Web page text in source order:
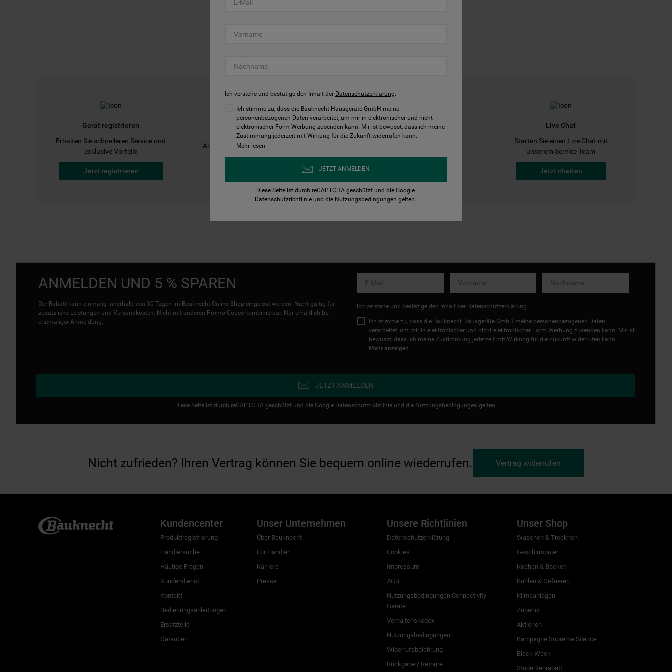
Gerät registrieren
Erhalten Sie schnelleren Service und
exklusive Vorteile
Jetzt registrieren
Bedienungsanleitungen
Anleitungen finden und herunterladen
Kontakt
Live Chat
Starten Sie einen Live Chat mit
unserem Service Team
Jetzt chatten
ANMELDEN UND 5 % SPAREN
Der Rabatt kann einmalig innerhalb von 30 Tagen im Bauknecht Online-Shop eingelöst werden. Nicht gültig für
zusätzliche Leistungen und Versandkosten. Nicht mit anderen Promo Codes kombinierbar. Nur erhältlich bei
erstmaliger Anmeldung.
Ich verstehe und bestätige den Inhalt der Datenschutzerklärung
Ich stimme zu, dass die Bauknecht Hausgeräte GmbH meine personenbezogenen Daten
verarbeitet, um mir in elektronischer und nicht elektronischer Form Werbung zusenden kann. Mir ist
bewusst, dass ich meine Zustimmung jederzeit mit Wirkung für die Zukunft widerrufen kann.
Mehr anzeigen
JETZT ANMELDEN
Diese Seite ist durch reCAPTCHA geschützt und die Google Datenschutzrichtlinieund die Nutzungsbedingungen gelten.
Nicht zufrieden? Ihren Vertrag können Sie bequem online wiederrufen. Vertrag widerrufen
Kundencenter
Produktregistrierung
Händlersuche
Häufige Fragen
Kundendienst
Kontakt
Bedienungsanleitungen
Ersatzteile
Garantien
Unser Unternehmen
Über Bauknecht
Für Händler
Karriere
Presse
Unsere Richtlinien
Datenschutzerklärung
Cookies
Impressum
AGB
Nutzungsbedingungen Connectivity
Geräte
Verhaltenskodex
Nutzungsbedingungen
Widerrufsbelehrung
Rückgabe / Retoure
Unser Shop
Waschen & Trocknen
Geschirrspüler
Kochen & Backen
Kühlen & Gefrieren
Klimaanlagen
Zubehör
Aktionen
Kampagne Supreme Silence
Black Week
Studentenrabatt
Ich verstehe und bestätige den Inhalt der Datenschutzerklärung.
Ich stimme zu, dass die Bauknecht Hausgeräte GmbH meine
personenbezogenen Daten verarbeitet, um mir in elektronischer und nicht
elektronischer Form Werbung zusenden kann. Mir ist bewusst, dass ich meine
Zustimmung jederzeit mit Wirkung für die Zukunft widerrufen kann.
Mehr lesen
JETZT ANMELDEN
Diese Seite ist durch reCAPTCHA geschützt und die Google
Datenschutzrichtlinie und die Nutzungsbedingungen gelten.